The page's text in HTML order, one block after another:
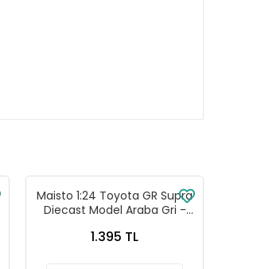
Maisto 1:24 Toyota GR Supra
Diecast Model Araba Gri -
1.395 TL